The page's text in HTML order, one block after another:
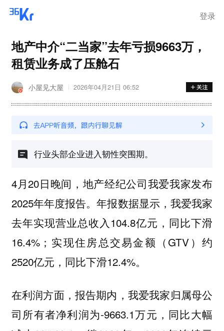
登录
地产中介“二当家”去年亏损9663万，
租赁业务成了压舱石
小屋见大屋 2026年04月21日 06:52
行业头部企业进入韧性突围期。
4月20日晚间，地产经纪公司我爱我家发布
2025年年度报告。年报数据显示，我爱我家
去年实现营业总收入104.8亿元，同比下滑
16.4%；实现住房总交易金额（GTV）约
2520亿元，同比下滑12.4%。
在利润方面，报告期内，我爱我家归属母公
司所有者净利润为-9663.1万元，同比大幅